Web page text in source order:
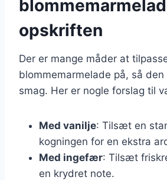
opskriften
Der er mange måder at
blommemarmelade på, så
smag. Her er nogle forslag til
Med vanilje: Tilsæt en
kogningen for en ekstra
Med ingefær: Tilsæt
en krydret note.